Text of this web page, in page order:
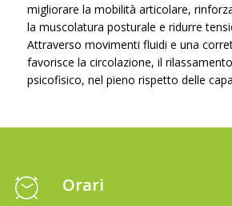
migliorare la mobilità articolare,
la muscolatura posturale e ridurre
Attraverso movimenti fluidi e una
favorisce la circolazione, il
psicofisico, nel pieno rispetto delle
Orari